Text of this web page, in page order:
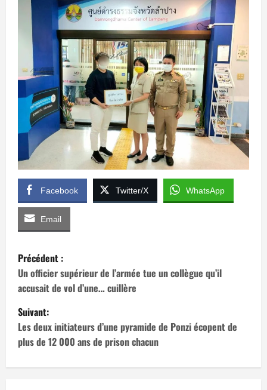
Facebook Twitter/X WhatsApp
Email
N
a
v
i
g
Précédent :
Un officier supérieur de l’armée tue un collègue qu’il
accusait de vol d’une… cuillère
Suivant:
Les deux initiateurs d’une pyramide de Ponzi écopent de
plus de 12 000 ans de prison chacun